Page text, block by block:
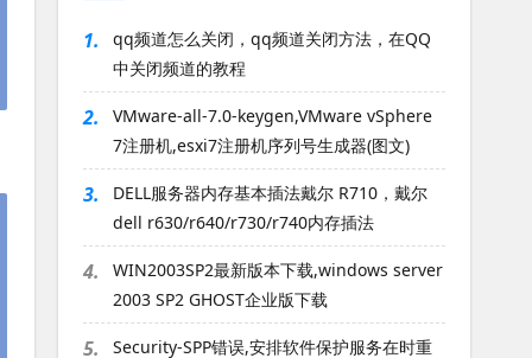
1.
qq频道怎么关闭，qq频道关闭方法，在QQ
中关闭频道的教程
2.
VMware-all-7.0-keygen,VMware vSphere
7注册机,esxi7注册机序列号生成器(图文)
3.
DELL服务器内存基本插法戴尔 R710，戴尔
dell r630/r640/r730/r740内存插法
4.
WIN2003SP2最新版本下载,windows server
2003 SP2 GHOST企业版下载
5. Security-SPP错误,安排软件保护服务在时重